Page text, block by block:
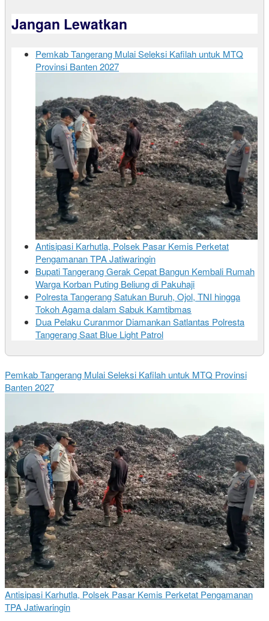
Jangan Lewatkan
Pemkab Tangerang Mulai Seleksi Kafilah untuk MTQ
Provinsi Banten 2027
Antisipasi Karhutla, Polsek Pasar Kemis Perketat
Pengamanan TPA Jatiwaringin
Bupati Tangerang Gerak Cepat Bangun Kembali Rumah
Warga Korban Puting Beliung di Pakuhaji
Polresta Tangerang Satukan Buruh, Ojol, TNI hingga
Tokoh Agama dalam Sabuk Kamtibmas
Dua Pelaku Curanmor Diamankan Satlantas Polresta
Tangerang Saat Blue Light Patrol
Pemkab Tangerang Mulai Seleksi Kafilah untuk MTQ Provinsi
Banten 2027
Antisipasi Karhutla, Polsek Pasar Kemis Perketat Pengamanan
TPA Jatiwaringin